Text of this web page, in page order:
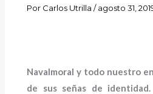
Por Carlos Utrilla/agosto 31,
Navalmoral y todo nuestro
de sus señas de identidad.